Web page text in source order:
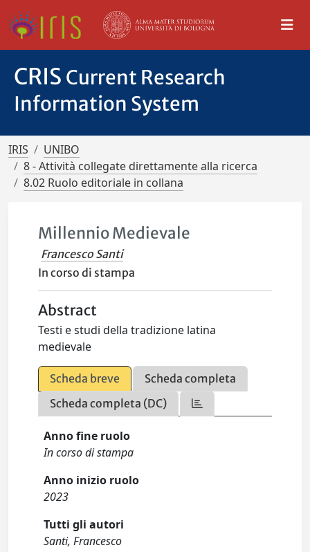
CRIS Current Research
Information System
IRIS
UNIBO
8 - Attività collegate direttamente alla ricerca
8.02 Ruolo editoriale in collana
Millennio Medievale
Francesco Santi
In corso di stampa
Abstract
Testi e studi della tradizione latina
medievale
Scheda breve
Scheda completa
Scheda completa (DC)
Anno fine ruolo
In corso di stampa
Anno inizio ruolo
2023
Tutti gli autori
Santi, Francesco